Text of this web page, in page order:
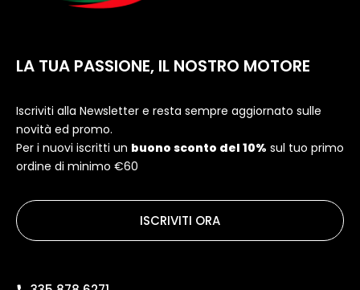
LA TUA PASSIONE, IL NOSTRO MOTORE
Iscriviti alla Newsletter e resta sempre aggiornato sulle
novità ed promo.
Per i nuovi iscritti un buono sconto del 10% sul tuo primo
ordine di minimo €60
ISCRIVITI ORA